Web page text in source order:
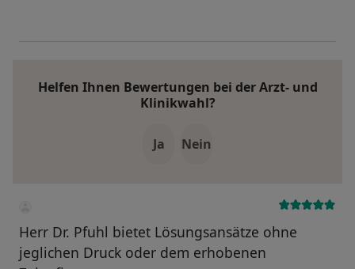
Helfen Ihnen Bewertungen bei der Arzt- und
Klinikwahl?
Ja Nein
Herr Dr. Pfuhl bietet Lösungsansätze ohne
jeglichen Druck oder dem erhobenen